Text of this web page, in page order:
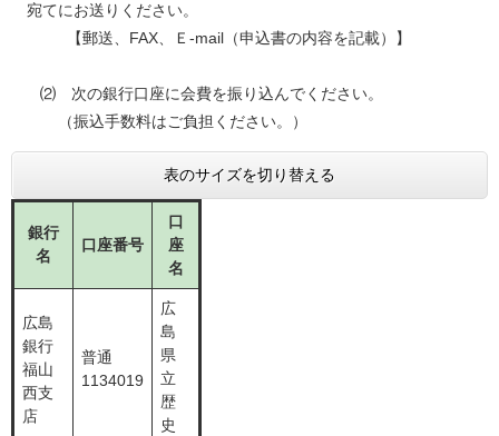
宛てにお送りください。
【郵送、FAX、Ｅ-mail（申込書の内容を記載）】
⑵ 次の銀行口座に会費を振り込んでください。
（振込手数料はご負担ください。）
表のサイズを切り替える
銀行
名
口座番号
口
座
名
広島
銀行
福山
西支
店
普通
1134019
広
島
県
立
歴
史